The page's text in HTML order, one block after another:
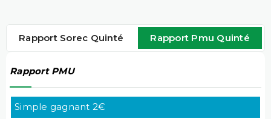
Rapport Sorec Quinté Rapport Pmu Quinté
Rapport PMU
Simple gagnant 2€